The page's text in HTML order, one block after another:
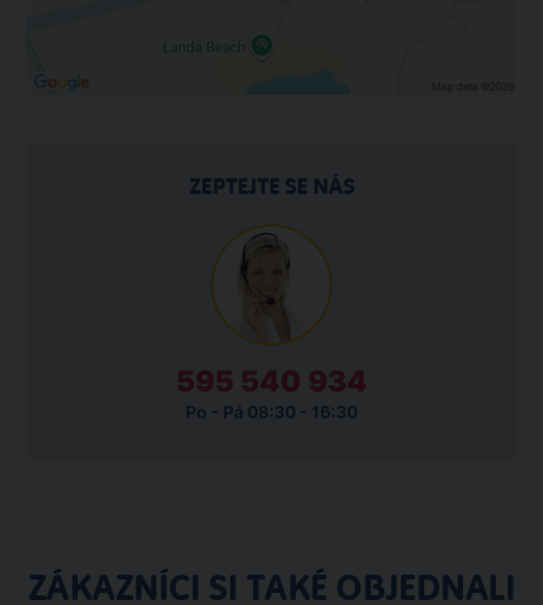
ZEPTEJTE SE NÁS
595 540 934
Po - Pá 08:30 - 16:30
ZÁKAZNÍCI SI TAKÉ OBJEDNALI